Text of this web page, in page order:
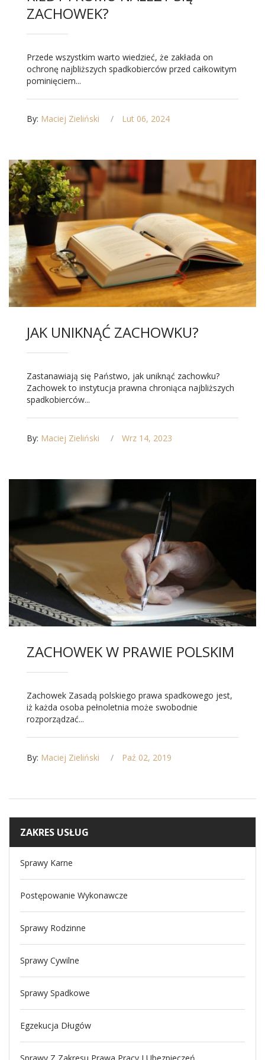
ZACHOWEK?
Przede wszystkim warto wiedzieć, że zakłada on
ochronę najbliższych spadkobierców przed całkowitym
pominięciem...
By: Maciej Zieliński Lut 06, 2024
JAK UNIKNĄĆ ZACHOWKU?
Zastanawiają się Państwo, jak uniknąć zachowku?
Zachowek to instytucja prawna chroniąca najbliższych
spadkobierców...
By: Maciej Zieliński Wrz 14, 2023
ZACHOWEK W PRAWIE POLSKIM
Zachowek Zasadą polskiego prawa spadkowego jest,
iż każda osoba pełnoletnia może swobodnie
rozporządzać...
By: Maciej Zieliński Paź 02, 2019
ZAKRES USŁUG
Sprawy Karne
Postępowanie Wykonawcze
Sprawy Rodzinne
Sprawy Cywilne
Sprawy Spadkowe
Egzekucja Długów